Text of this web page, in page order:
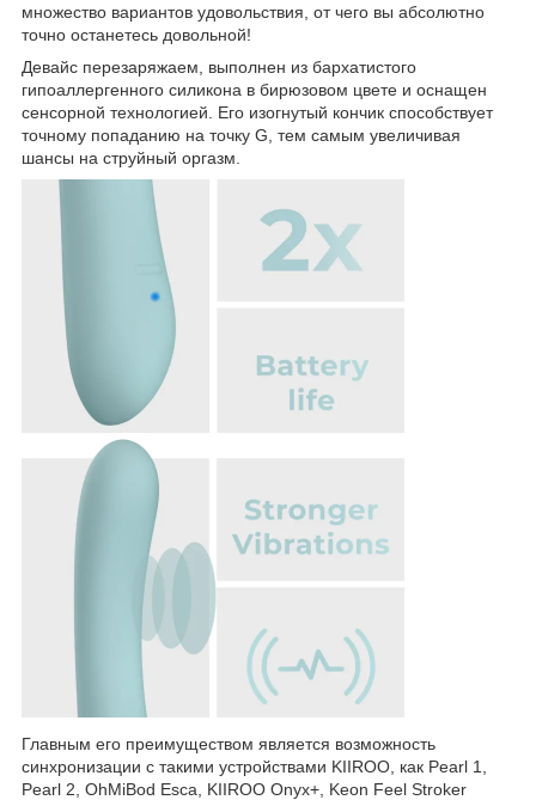
множество вариантов удовольствия, от чего вы абсолютно
точно останетесь довольной!
Девайс перезаряжаем, выполнен из бархатистого
гипоаллергенного силикона в бирюзовом цвете и оснащен
сенсорной технологией. Его изогнутый кончик способствует
точному попаданию на точку G, тем самым увеличивая
шансы на струйный оргазм.
Главным его преимуществом является возможность
синхронизации с такими устройствами KIIROO, как Pearl 1,
Pearl 2, OhMiBod Esca, KIIROO Onyx+, Keon Feel Stroker